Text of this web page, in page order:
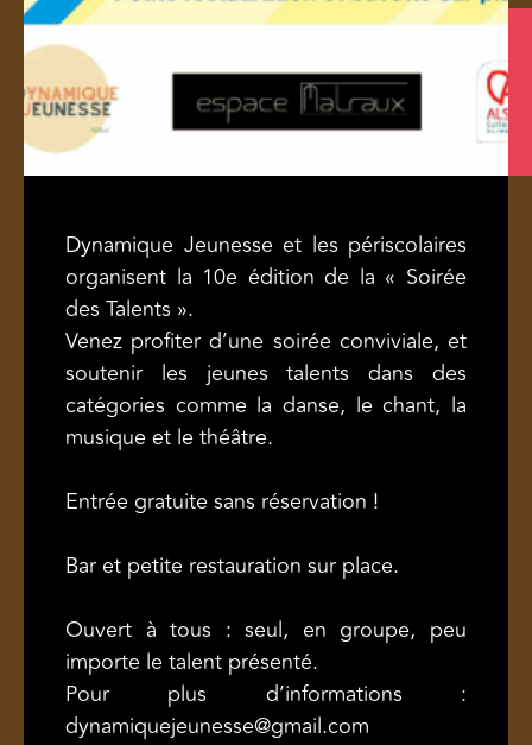
Dynamique Jeunesse et les périscolaires
organisent la 10e édition de la « Soirée
des Talents ».
Venez profiter d’une soirée conviviale, et
soutenir les jeunes talents dans des
catégories comme la danse, le chant, la
musique et le théâtre.
Entrée gratuite sans réservation !
Bar et petite restauration sur place.
Ouvert à tous : seul, en groupe, peu
importe le talent présenté.
Pour plus d’informations :
dynamiquejeunesse@gmail.com